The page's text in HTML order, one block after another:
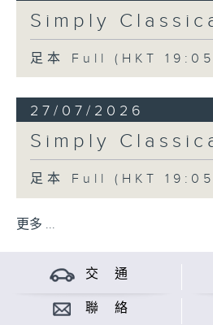
Simply
足本 Full (HKT
27/07/2026
Simply
足本 Full (HKT
更多 ...
交 通
聯 絡